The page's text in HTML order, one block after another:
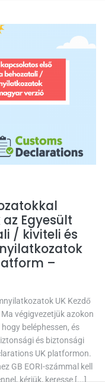
Egyesült
/ kiviteli és
–
UK Kezdő
végigvezetjük azokon
beléphessen, és
és biztonsági
UK platformon.
GB EORI-számmal kell
kérjük, keresse [...]